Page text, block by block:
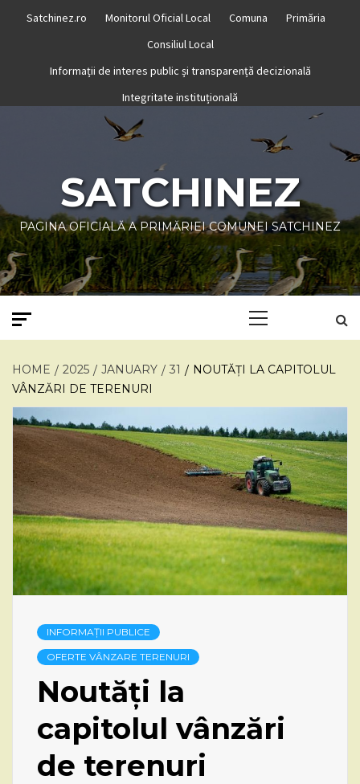
Satchinez.ro Monitorul Oficial Local Comuna
Primăria
Consiliul Local
Informații de interes public și transparență decizională
Integritate instituțională
SATCHINEZ
PAGINA OFICIALĂ A PRIMĂRIEI COMUNEI SATCHINEZ
HOME 2025 JANUARY 31
NOUTĂȚI LA CAPITOLUL
VÂNZĂRI DE TERENURI
INFORMAȚII PUBLICE
OFERTE VÂNZARE TERENURI
Noutăți la
capitolul vânzări
de terenuri